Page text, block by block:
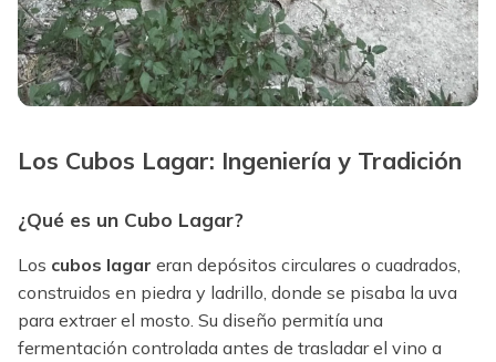
Los Cubos Lagar: Ingeniería y Tradición
¿Qué es un Cubo Lagar?
Los cubos lagar eran depósitos circulares o cuadrados,
construidos en piedra y ladrillo, donde se pisaba la uva
para extraer el mosto. Su diseño permitía una
fermentación controlada antes de trasladar el vino a